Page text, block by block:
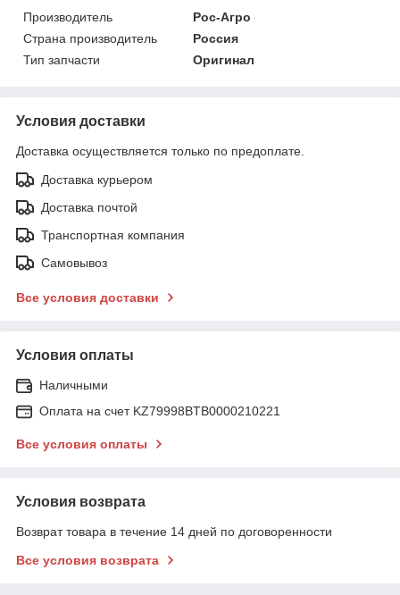
Производитель
Рос-Агро
Страна производитель
Россия
Тип запчасти
Оригинал
Условия доставки
Доставка осуществляется только по предоплате.
Доставка курьером
Доставка почтой
Транспортная компания
Самовывоз
Все условия доставки
Условия оплаты
Наличными
Оплата на счет KZ79998BTB0000210221
Все условия оплаты
Условия возврата
Возврат товара в течение 14 дней по договоренности
Все условия возврата